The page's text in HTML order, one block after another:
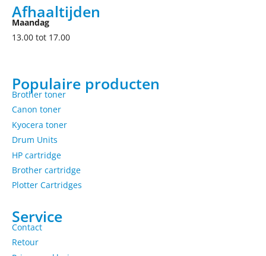
Afhaaltijden
Maandag
13.00 tot 17.00
Populaire producten
Brother toner
Canon toner
Kyocera toner
Drum Units
HP cartridge
Brother cartridge
Plotter Cartridges
Service
Contact
Retour